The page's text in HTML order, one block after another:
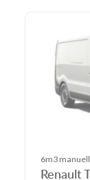
6m3
Renault